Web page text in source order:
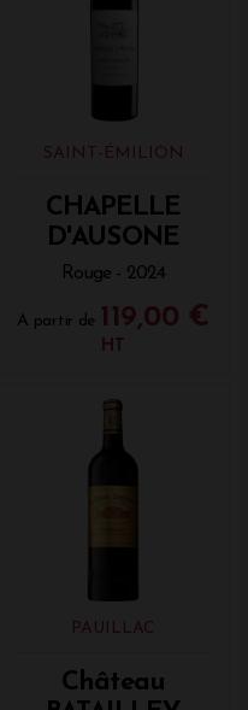
SAINT-ÉMILION
CHAPELLE
D'AUSONE
Rouge - 2024
A partir de 119,00 €
HT
PAUILLAC
Château